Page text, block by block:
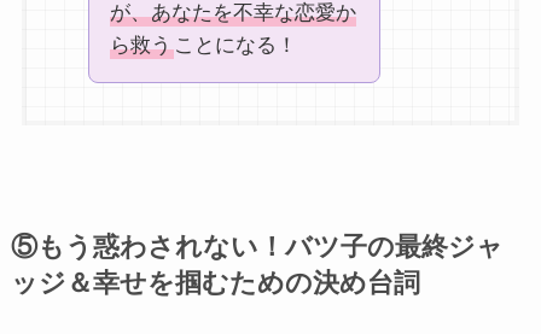
が、あなたを不幸な恋愛か
ら救うことになる！
⑤もう惑わされない！バツ子の最終ジャ
ッジ＆幸せを掴むための決め台詞